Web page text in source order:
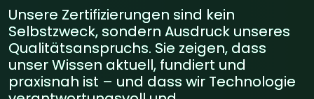
Unsere Zertifizierungen sind kein
Selbstzweck, sondern Ausdruck unseres
Qualitätsanspruchs. Sie zeigen, dass
unser Wissen aktuell, fundiert und
praxisnah ist – und dass wir Technologie